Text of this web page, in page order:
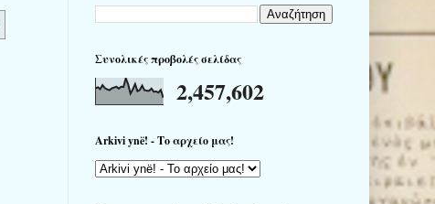
Συνολικές προβολές σελίδας
2,457,602
Arkivi ynë! - Το αρχείο μας!